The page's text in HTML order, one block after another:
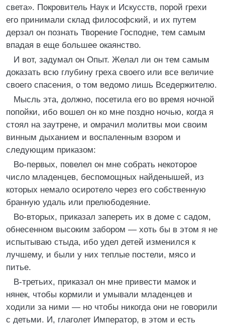
света». Покровитель Наук и Искусств, порой грехи
его принимали склад философский, и их путем
дерзал он познать Творение Господне, тем самым
впадая в еще большее окаянство.
И вот, задумал он Опыт. Желал ли он тем самым
доказать всю глубину греха своего или все величие
своего спасения, о том ведомо лишь Вседержителю.
Мысль эта, должно, посетила его во время ночной
попойки, ибо вошел он ко мне поздно ночью, когда я
стоял на заутрене, и омрачил молитвы мои своим
винным дыханием и воспаленным взором и
следующим приказом:
Во-первых, повелел он мне собрать некоторое
число младенцев, беспомощных найденышей, из
которых немало осиротело через его собственную
бранную удаль или прелюбодеяние.
Во-вторых, приказал запереть их в доме с садом,
обнесенном высоким забором — хоть бы в этом я не
испытываю стыда, ибо удел детей изменился к
лучшему, и были у них теплые постели, мясо и
питье.
В-третьих, приказал он мне привести мамок и
нянек, чтобы кормили и умывали младенцев и
ходили за ними — но чтобы никогда они не говорили
с детьми. И, глаголет Император, в этом и есть